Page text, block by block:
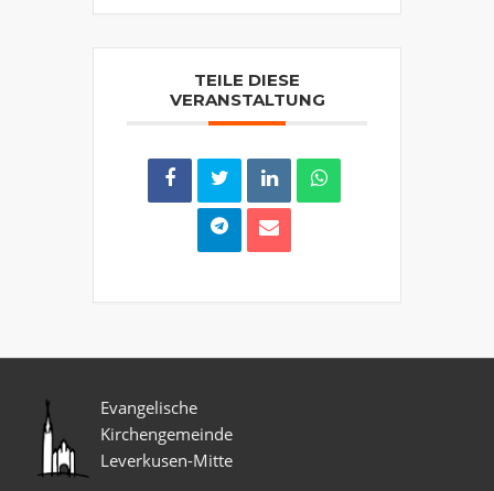
TEILE DIESE
VERANSTALTUNG
Evangelische
Kirchengemeinde
Leverkusen-Mitte